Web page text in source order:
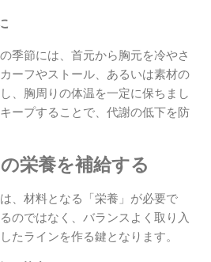
季節には、首元から胸元を冷やさ
ーフやストール、あるいは素材の
、胸周りの体温を一定に保ちまし
ープすることで、代謝の低下を防
栄養を補給する
、材料となる「栄養」が必要で
のではなく、バランスよく取り入
たラインを作る鍵となります。